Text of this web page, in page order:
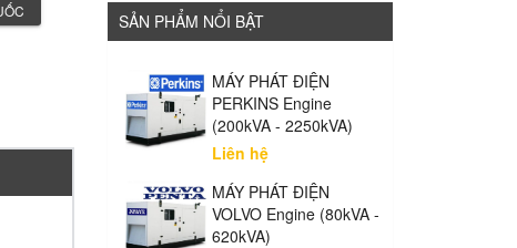
SẢN PHẨM NỔI BẬT
MÁY PHÁT ĐIỆN
PERKINS Engine
(200kVA - 2250kVA)
Liên hệ
MÁY PHÁT ĐIỆN
VOLVO Engine (80kVA -
620kVA)